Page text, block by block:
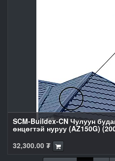
SCM-Buildex-CN Чулуун
өнцөгтэй нуруу (AZ150G)
32,300.00 ₮